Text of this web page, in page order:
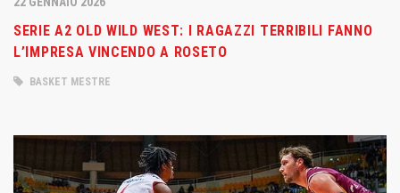
SERIE A2 OLD WILD WEST: I RAGAZZI TERRIBILI FANNO
L’IMPRESA VINCENDO A ROSETO
BASKET MESTRE